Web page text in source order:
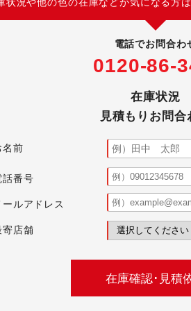
電話でお問合わ
0120-86-
在庫状況
見積もりお問合
名前
話番号
ールアドレス
寄店舗